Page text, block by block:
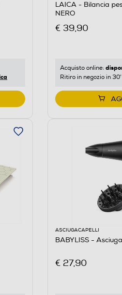
LAICA - Bilancia
NERO
€ 39,90
Acquisto online:
Ritiro in negozio in
ASCIUGACAPELLI
BABYLISS -
€ 27,90